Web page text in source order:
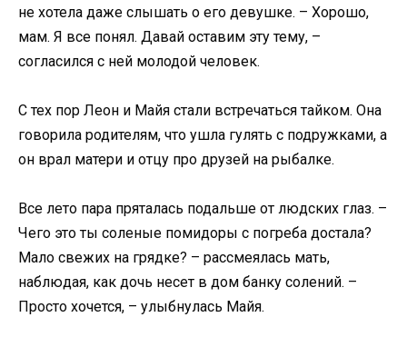
не хотела даже слышать о его девушке. – Хорошо,
мам. Я все понял. Давай оставим эту тему, –
согласился с ней молодой человек.
С тех пор Леон и Майя стали встречаться тайком. Она
говорила родителям, что ушла гулять с подружками, а
он врал матери и отцу про друзей на рыбалке.
Все лето пара пряталась подальше от людских глаз. –
Чего это ты соленые помидоры с погреба достала?
Мало свежих на грядке? – рассмеялась мать,
наблюдая, как дочь несет в дом банку солений. –
Просто хочется, – улыбнулась Майя.